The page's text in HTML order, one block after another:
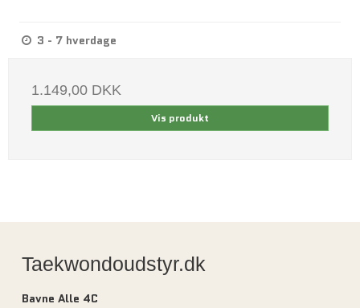
3 - 7 hverdage
1.149,00 DKK
Vis produkt
Taekwondoudstyr.dk
Bavne Alle 4C